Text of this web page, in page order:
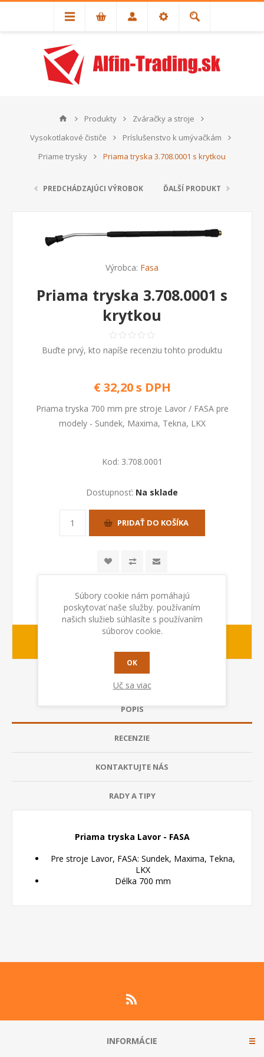
Produkty
Zváračky a stroje
Vysokotlakové čističe
Príslušenstvo k umývačkám
Priame trysky
Priama tryska 3.708.0001 s krytkou
PREDCHÁDZAJÚCI VÝROBOK ĎALŠÍ PRODUKT
Výrobca: Fasa
Priama tryska 3.708.0001 s
krytkou
Buďte prvý, kto napíše recenziu tohto produktu
€ 32,20 s DPH
Priama tryska 700 mm pre stroje Lavor / FASA pre
modely - Sundek, Maxima, Tekna, LKX
Kod: 3.708.0001
Dostupnosť: Na sklade
PRIDAŤ DO KOŠÍKA
POPIS
RECENZIE
KONTAKTUJTE NÁS
RADY A TIPY
Priama tryska Lavor - FASA
Pre stroje Lavor, FASA: Sundek, Maxima, Tekna,
LKX
Délka 700 mm
INFORMÁCIE
Súbory cookie nám pomáhajú
poskytovať naše služby. používaním
našich služieb súhlasíte s používaním
súborov cookie.
OK
Uč sa viac